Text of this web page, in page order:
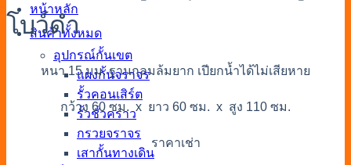
หน้าหลัก
สินค้าทั้งหมด
อุปกรณ์กั้นเขต
แผงกั้นจราจร
รั้วคอนเสิร์ต
รั้วชั่วคราว
กรวยจราจร
เสากั้นทางเดิน
โบว์ดำ
หนา 15 มม. ฐานกลมล้มยาก เปียกน้ำได้ไม่เสียหาย
กว้าง 60 ซม. x ยาว 60 ซม. x สูง 110 ซม.
ราคาเช่า